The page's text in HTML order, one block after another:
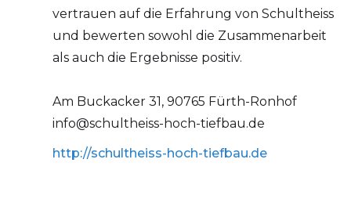
vertrauen auf die Erfahrung von Schultheiss
und bewerten sowohl die Zusammenarbeit
als auch die Ergebnisse positiv.
Am Buckacker 31, 90765 Fürth-Ronhof
info@schultheiss-hoch-tiefbau.de
http://schultheiss-hoch-tiefbau.de